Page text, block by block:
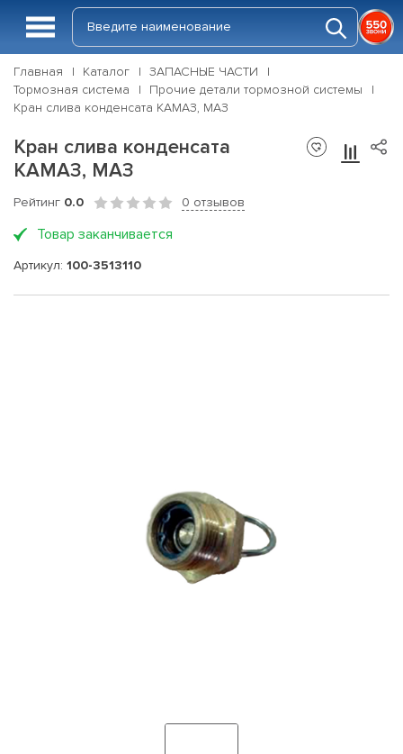
Главная Каталог
ЗАПАСНЫЕ ЧАСТИ
Тормозная система
Прочие детали тормозной системы
Кран слива конденсата КАМАЗ, МАЗ
Кран слива конденсата
КАМАЗ, МАЗ
Рейтинг 0.0 0 отзывов
Товар заканчивается
Артикул: 100-3513110